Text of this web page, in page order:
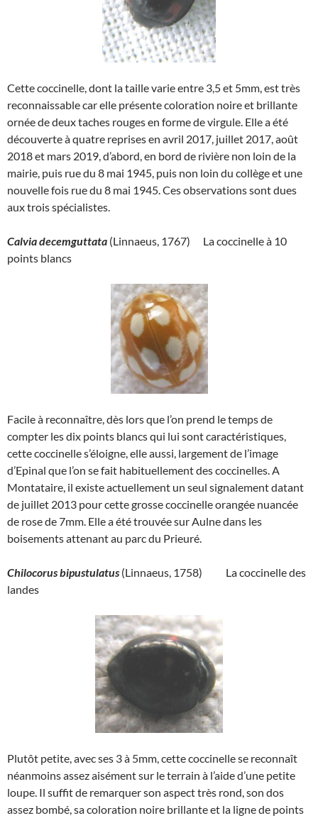
Cette coccinelle, dont la taille varie entre 3,5 et 5mm, est très
reconnaissable car elle présente coloration noire et brillante
ornée de deux taches rouges en forme de virgule. Elle a été
découverte à quatre reprises en avril 2017, juillet 2017, août
2018 et mars 2019, d’abord, en bord de rivière non loin de la
mairie, puis rue du 8 mai 1945, puis non loin du collège et une
nouvelle fois rue du 8 mai 1945. Ces observations sont dues
aux trois spécialistes.
Calvia decemguttata (Linnaeus, 1767) La coccinelle à 10
points blancs
Facile à reconnaître, dès lors que l’on prend le temps de
compter les dix points blancs qui lui sont caractéristiques,
cette coccinelle s’éloigne, elle aussi, largement de l’image
d’Epinal que l’on se fait habituellement des coccinelles. A
Montataire, il existe actuellement un seul signalement datant
de juillet 2013 pour cette grosse coccinelle orangée nuancée
de rose de 7mm. Elle a été trouvée sur Aulne dans les
boisements attenant au parc du Prieuré.
Chilocorus bipustulatus (Linnaeus, 1758) La coccinelle des
landes
Plutôt petite, avec ses 3 à 5mm, cette coccinelle se reconnaît
néanmoins assez aisément sur le terrain à l’aide d’une petite
loupe. Il suffit de remarquer son aspect très rond, son dos
assez bombé, sa coloration noire brillante et la ligne de points